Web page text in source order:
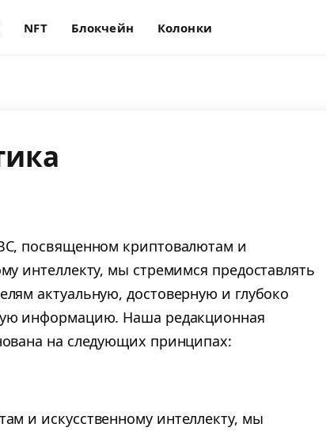
NFT Блокчейн Колонки
посвященном криптовалютам и
интеллекту, мы стремимся предоставлять
актуальную, достоверную и глубоко
информацию. Наша редакционная
на следующих принципах:
и искусственному интеллекту, мы